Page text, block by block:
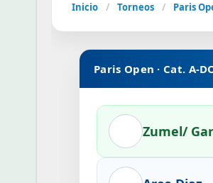
Inicio / Torneos / Paris
Paris Open · Cat. A-
Zumel/